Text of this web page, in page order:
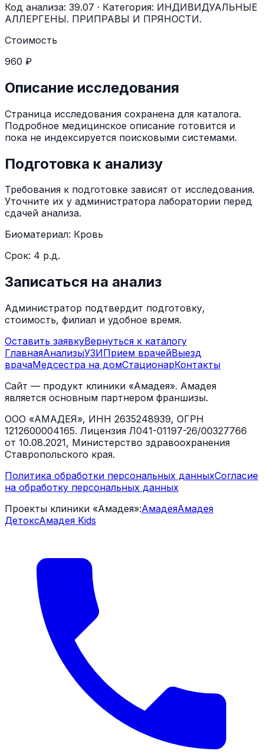
Код анализа: 39.07 · Категория: ИНДИВИДУАЛЬНЫЕ
АЛЛЕРГЕНЫ. ПРИПРАВЫ И ПРЯНОСТИ.
Стоимость
960 ₽
Описание исследования
Страница исследования сохранена для каталога.
Подробное медицинское описание готовится и
пока не индексируется поисковыми системами.
Подготовка к анализу
Требования к подготовке зависят от исследования.
Уточните их у администратора лаборатории перед
сдачей анализа.
Биоматериал: Кровь
Срок: 4 р.д.
Записаться на анализ
Администратор подтвердит подготовку,
стоимость, филиал и удобное время.
Оставить заявкуВернуться к каталогу
ГлавнаяАнализыУЗИПрием врачейВыезд
врачаМедсестра на домСтационарКонтакты
Сайт — продукт клиники «Амадея». Амадея
является основным партнером франшизы.
ООО «АМАДЕЯ», ИНН 2635248939, ОГРН
1212600004165. Лицензия Л041-01197-26/00327766
от 10.08.2021, Министерство здравоохранения
Ставропольского края.
Политика обработки персональных данныхСогласие
на обработку персональных данных
Проекты клиники «Амадея»:АмадеяАмадея
ДетоксАмадея Kids